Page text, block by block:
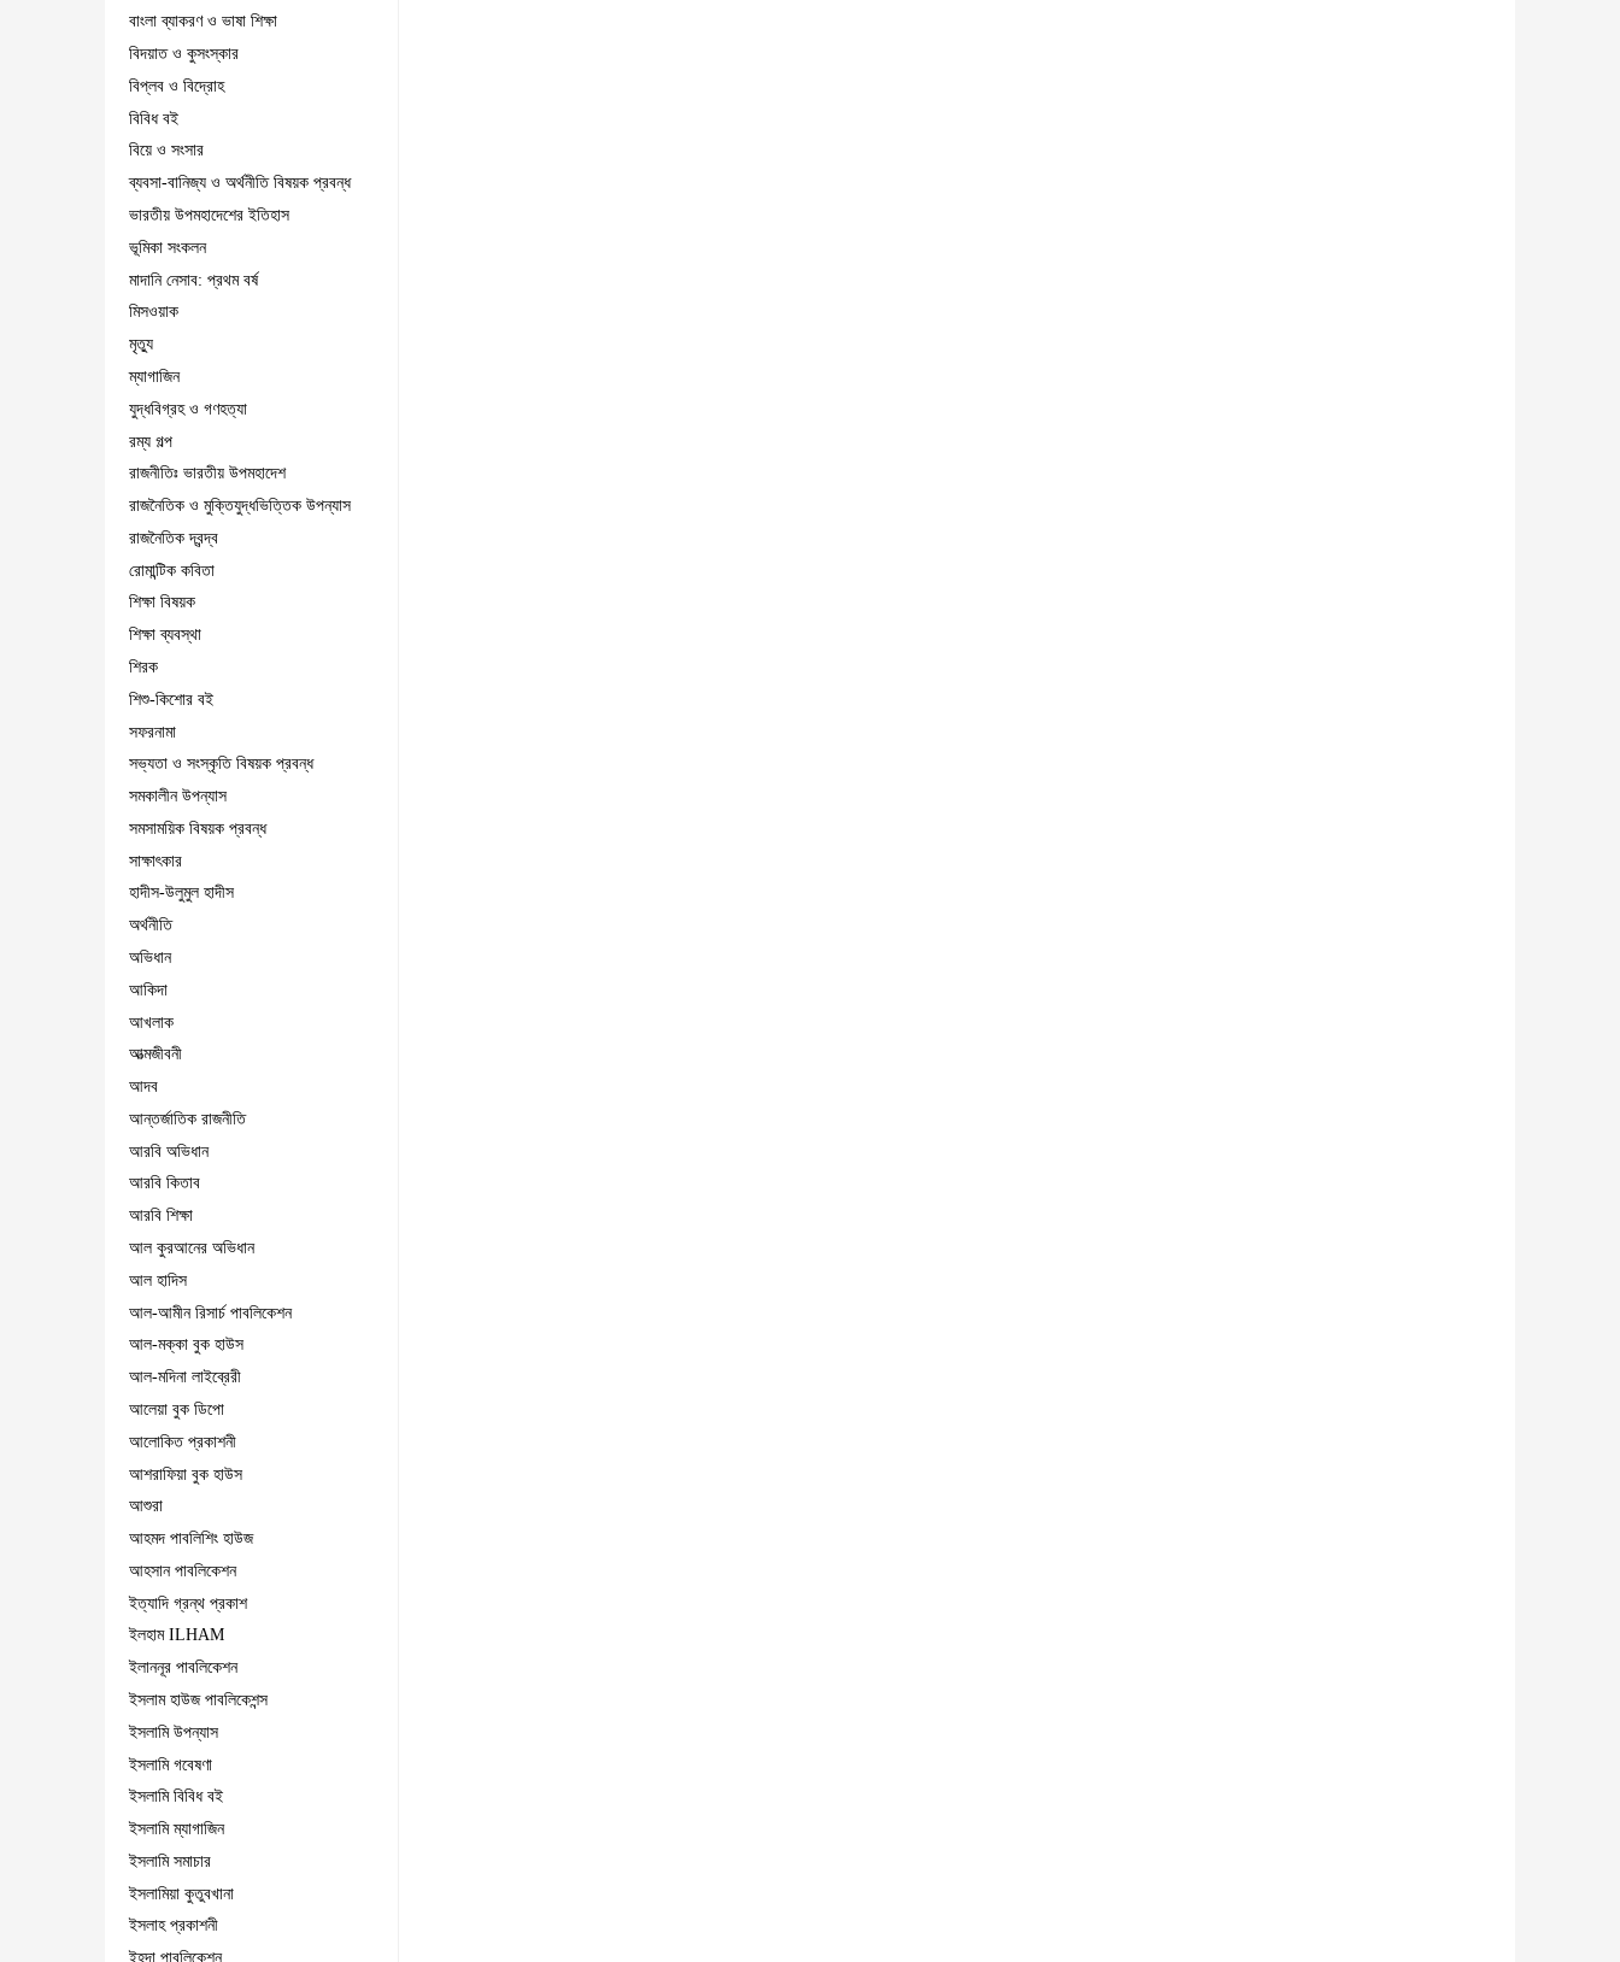
বাংলা ব্যাকরণ ও ভাষা শিক্ষা
বিদয়াত ও কুসংস্কার
বিপ্লব ও বিদ্রোহ
বিবিধ বই
বিয়ে ও সংসার
ব্যবসা-বানিজ্য ও অর্থনীতি বিষয়ক প্রবন্ধ
ভারতীয় উপমহাদেশের ইতিহাস
ভূমিকা সংকলন
মাদানি নেসাব: প্রথম বর্ষ
মিসওয়াক
মৃত্যু
ম্যাগাজিন
যুদ্ধবিগ্রহ ও গণহত্যা
রম্য গল্প
রাজনীতিঃ ভারতীয় উপমহাদেশ
রাজনৈতিক ও মুক্তিযুদ্ধভিত্তিক উপন্যাস
রাজনৈতিক দ্বন্দ্ব
রোমান্টিক কবিতা
শিক্ষা বিষয়ক
শিক্ষা ব্যবস্থা
শিরক
শিশু-কিশোর বই
সফরনামা
সভ্যতা ও সংস্কৃতি বিষয়ক প্রবন্ধ
সমকালীন উপন্যাস
সমসাময়িক বিষয়ক প্রবন্ধ
সাক্ষাৎকার
হাদীস-উলুমুল হাদীস
অর্থনীতি
অভিধান
আকিদা
আখলাক
আত্মজীবনী
আদব
আন্তর্জাতিক রাজনীতি
আরবি অভিধান
আরবি কিতাব
আরবি শিক্ষা
আল কুরআনের অভিধান
আল হাদিস
আল-আমীন রিসার্চ পাবলিকেশন
আল-মক্কা বুক হাউস
আল-মদিনা লাইব্রেরী
আলেয়া বুক ডিপো
আলোকিত প্রকাশনী
আশরাফিয়া বুক হাউস
আশুরা
আহমদ পাবলিশিং হাউজ
আহসান পাবলিকেশন
ইত্যাদি গ্রন্থ প্রকাশ
ইলহাম ILHAM
ইলাননূর পাবলিকেশন
ইসলাম হাউজ পাবলিকেশন্স
ইসলামি উপন্যাস
ইসলামি গবেষণা
ইসলামি বিবিধ বই
ইসলামি ম্যাগাজিন
ইসলামি সমাচার
ইসলামিয়া কুতুবখানা
ইসলাহ প্রকাশনী
ইহদা পাবলিকেশন